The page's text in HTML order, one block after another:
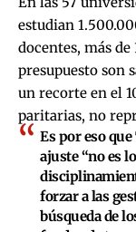
estudian
docentes, más
presupuesto son
un recorte en el
paritarias, no
Es por eso
ajuste “no es
forzar a las
búsqueda de